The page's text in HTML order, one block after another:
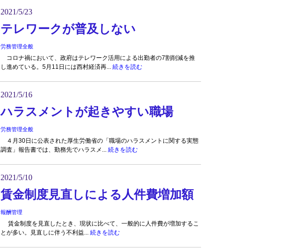
2021/5/23
テレワークが普及しない
労務管理全般
コロナ禍において、政府はテレワーク活用による出勤者の7割削減を推
し進めている。5月11日には西村経済再...続きを読む
2021/5/16
ハラスメントが起きやすい職場
労務管理全般
４月30日に公表された厚生労働省の「職場のハラスメントに関する実態
調査」報告書では、勤務先でハラスメ...続きを読む
2021/5/10
賃金制度見直しによる人件費増加額
報酬管理
賃金制度を見直したとき、現状に比べて、一般的に人件費が増加するこ
とが多い。見直しに伴う不利益...続きを読む